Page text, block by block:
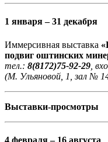
1 января – 31 декабря
Иммерсивная выставка
подвиг оштинских
тел.: 8(8172)75-92-29 ,
(М. Ульяновой, 1, зал №
Выставки-просмотры
4 февраля – 16 августа